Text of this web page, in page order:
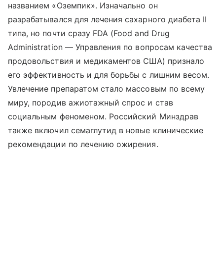
названием «Оземпик». Изначально он
разрабатывался для лечения сахарного диабета II
типа, но почти сразу FDA (Food and Drug
Administration — Управления по вопросам качества
продовольствия и медикаментов США) признало
его эффективность и для борьбы с лишним весом.
Увлечение препаратом стало массовым по всему
миру, породив ажиотажный спрос и став
социальным феноменом. Российский Минздрав
также включил семаглутид в новые клинические
рекомендации по лечению ожирения.